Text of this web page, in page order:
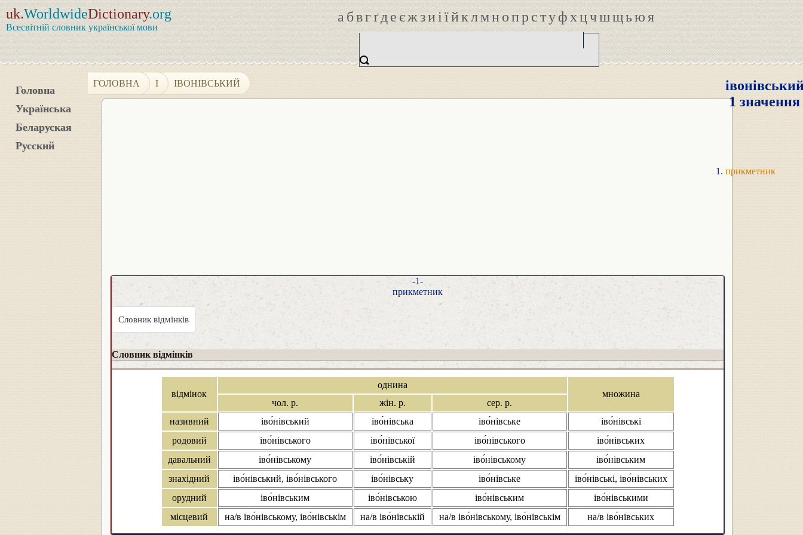
uk.WorldwideDictionary.org
Всесвітній словник української мови
абвгґдеєжзиіїйклмнопрстуфхцчшщьюя
Головна
Українська
Беларуская
Русский
ГОЛОВНА І ІВОНІВСЬКИЙ
1 значення
прикметник
-1-
прикметник
Словник відмінків
Словник відмінків
відмінок
однина
множина
чол. р.
жін. р.
сер. р.
називний
іво́нівський іво́нівська іво́нівське
іво́нівські
родовий
іво́нівського іво́нівської іво́нівського
іво́нівських
давальний
іво́нівському іво́нівській іво́нівському
іво́нівським
знахідний
іво́нівський, іво́нівського іво́нівську іво́нівське
іво́нівські, іво́нівських
орудний
іво́нівським іво́нівською іво́нівським
іво́нівськими
місцевий
на/в іво́нівському, іво́нівськім на/в іво́нівській на/в іво́нівському, іво́нівськім на/в іво́нівських